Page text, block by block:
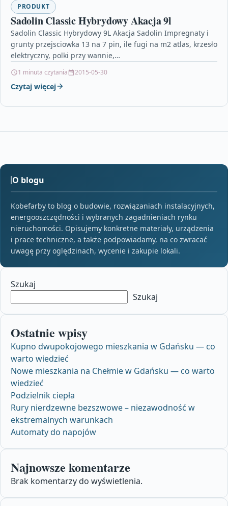
PRODUKT
Sadolin Classic Hybrydowy Akacja 9l
Sadolin Classic Hybrydowy 9L Akacja Sadolin Impregnaty i
grunty przejsciowka 13 na 7 pin, ile fugi na m2 atlas, krzesło
elektryczny, polki przy wannie,…
1 minuta czytania 2015-05-30
Czytaj więcej
O blogu
Kobefarby to blog o budowie, rozwiązaniach instalacyjnych,
energooszczędności i wybranych zagadnieniach rynku
nieruchomości. Opisujemy konkretne materiały, urządzenia
i prace techniczne, a także podpowiadamy, na co zwracać
uwagę przy oględzinach, wycenie i zakupie lokali.
Szukaj
Szukaj
Ostatnie wpisy
Kupno dwupokojowego mieszkania w Gdańsku — co
warto wiedzieć
Nowe mieszkania na Chełmie w Gdańsku — co warto
wiedzieć
Podzielnik ciepła
Rury nierdzewne bezszwowe – niezawodność w
ekstremalnych warunkach
Automaty do napojów
Najnowsze komentarze
Brak komentarzy do wyświetlenia.